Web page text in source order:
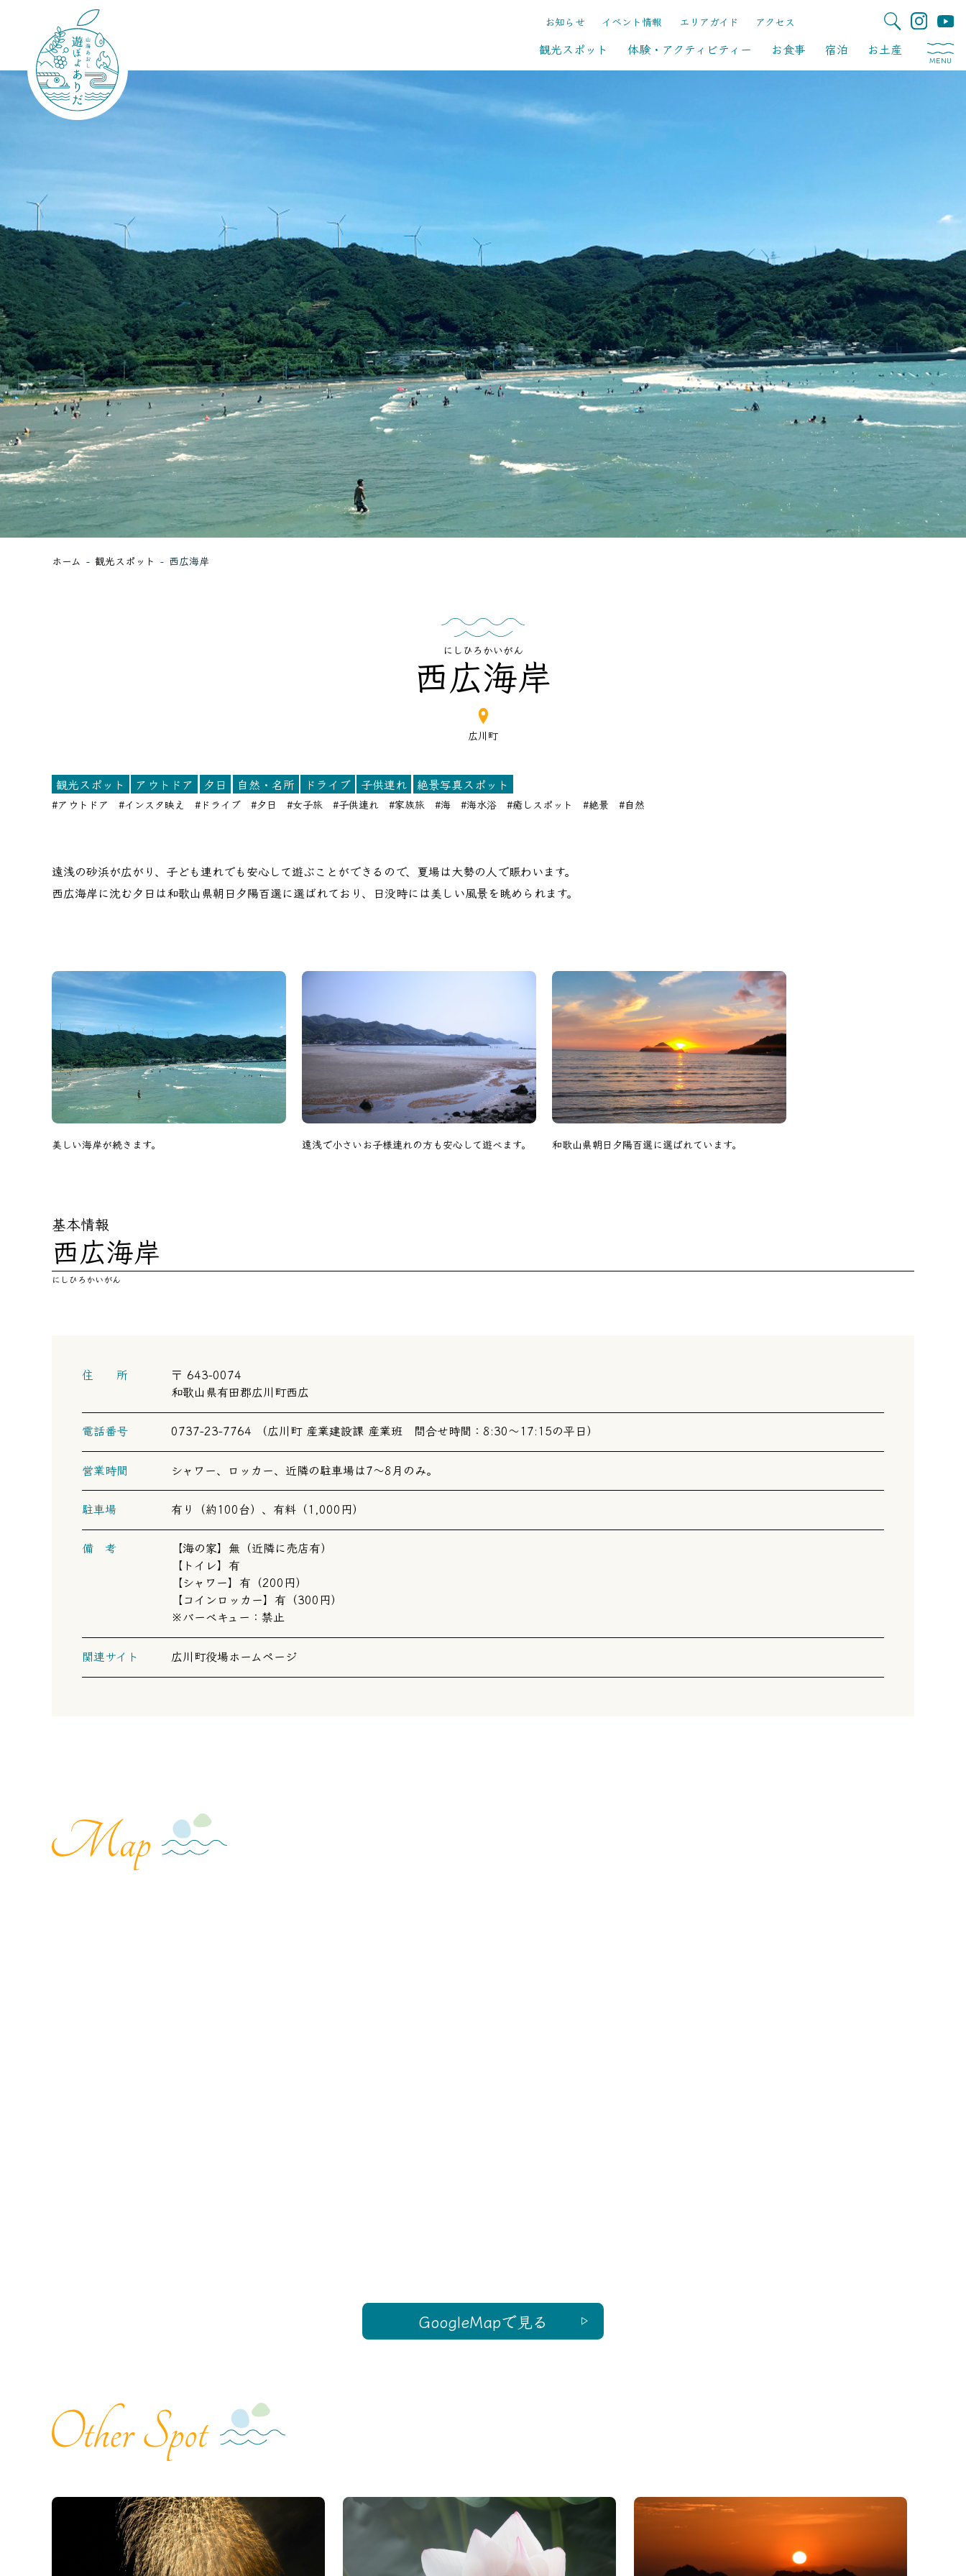
お知らせ イベント情報 エリアガイド アクセス
観光スポット 体験・アクティビティー お食事 宿泊 お土産
MENU
ホーム 観光スポット 西広海岸
にしひろかいがん
西広海岸
広川町
観光スポット アウトドア 夕日 自然・名所 ドライブ 子供連れ 絶景写真スポット
#アウトドア #インスタ映え #ドライブ #夕日 #女子旅 #子供連れ #家族旅 #海 #海水浴 #癒しスポット #絶景 #自然
遠浅の砂浜が広がり、子ども連れでも安心して遊ぶことができるので、夏場は大勢の人で賑わいます。
西広海岸に沈む夕日は和歌山県朝日夕陽百選に選ばれており、日没時には美しい風景を眺められます。
美しい海岸が続きます。 遠浅で小さいお子様連れの方も安心して遊べます。 和歌山県朝日夕陽百選に選ばれています。
基本情報
西広海岸
にしひろかいがん
住 所
〒 643-0074
和歌山県有田郡広川町西広
電話番号 0737-23-7764 （広川町 産業建設課 産業班 問合せ時間：8:30～17:15の平日）
営業時間 シャワー、ロッカー、近隣の駐車場は7～8月のみ。
駐車場 有り（約100台）、有料（1,000円）
備 考
【海の家】無（近隣に売店有）
【トイレ】有
【シャワー】有（200円）
【コインロッカー】有（300円）
※バーベキュー：禁止
関連サイト 広川町役場ホームページ
GoogleMapで見る